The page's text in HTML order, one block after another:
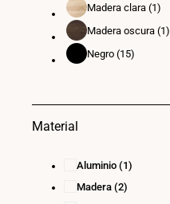
Madera
clara
Madera clara (1)
Madera
oscura
Madera oscura (1)
NegroNegro (15)
Material
Aluminio (1)
Madera (2)